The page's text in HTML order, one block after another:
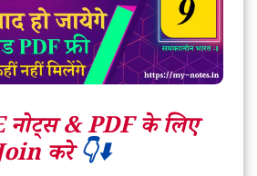
नोट्स &PDF के लिए
करे👇⬇️